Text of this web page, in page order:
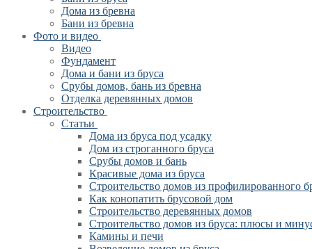
Дома из бревна
Бани из бревна
Фото и видео
Видео
Фундамент
Дома и бани из бруса
Срубы домов, бань из бревна
Отделка деревянных домов
Строительство
Статьи
Дома из бруса под усадку
Дом из строганного бруса
Срубы домов и бань
Красивые дома из бруса
Строительство домов из профилированного
Как конопатить брусовой дом
Строительство деревянных домов
Строительство домов из бруса: плюсы и
Камины и печи